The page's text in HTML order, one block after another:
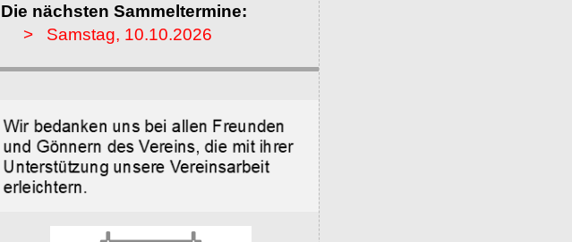
Die nächsten Sammeltermine:
> Samstag, 10.10.2026